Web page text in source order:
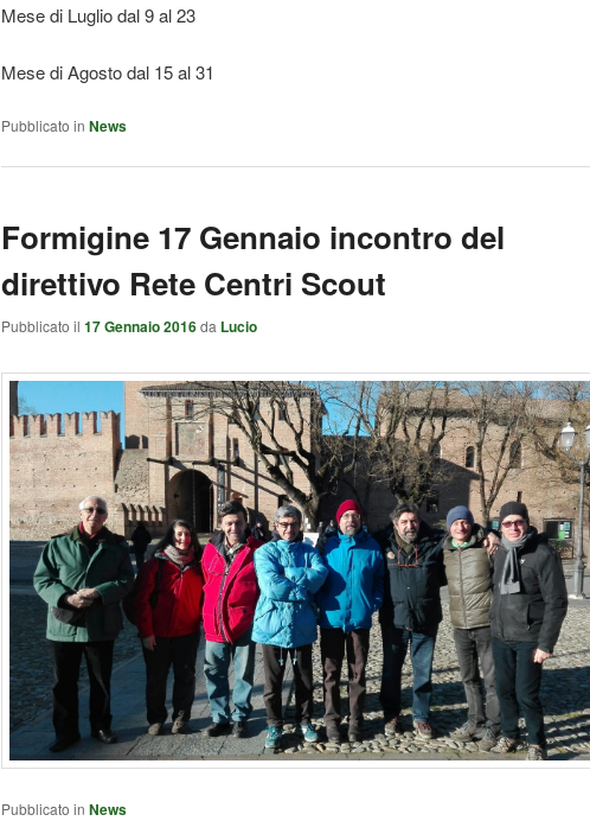
Mese di Luglio dal 9 al 23
Mese di Agosto dal 15 al 31
Pubblicato in News
Formigine 17 Gennaio incontro del
direttivo Rete Centri Scout
Pubblicato il 17 Gennaio 2016da Lucio
Pubblicato in News